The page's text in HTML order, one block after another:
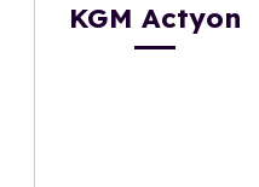
KGM Actyon